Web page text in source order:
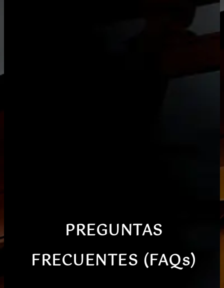
PREGUNTAS
FRECUENTES (FAQs)